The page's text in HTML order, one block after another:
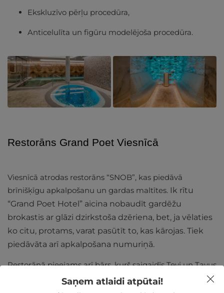
Ekskluzīvo pērļu procedūra,
Anticelulīta un figūru modelējoša procedūra.
Restorāns Grand Poet Viesnīcā
Viesnīcā atrodas restorāns “SNOB”, kas piedāvā
brīnišķīgu apkalpošanu un gardas maltītes. Ik rītu
“Grand Poet Hotel” aicina nobaudīt gardēžu
brokastis ar glāzi dzirkstoša dzēriena, bet, ja vēlaties
ko citu, protams, varat pasūtīt to, kas kārojas. Tiek
piedāvāta arī apkalpošana numuriņā.
Restorānā pieejams arī bārs, kurš saigaidīs Tevi un Tavus
mīļos ļoti elegantā gaisotnē. Jums ir iespēja nobaudīt
pašu radītus kokteiļus un plašu vīna un alus izlasi. Bārā
Saņem atlaidi atpūtai!